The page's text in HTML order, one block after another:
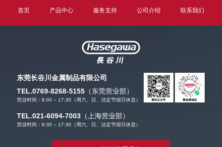
首页 产品中心 服务支持 公司介绍 联系我们
东莞长谷川金属制品有限公司
TEL.0769-8268-5155（东莞营业部）
营业时间：8:00 – 17:30（周六、日、法定节假日休息）
TEL.021-6094-7003（上海营业部）
营业时间：8:30 – 17:30（周六、日、法定节假日休息）